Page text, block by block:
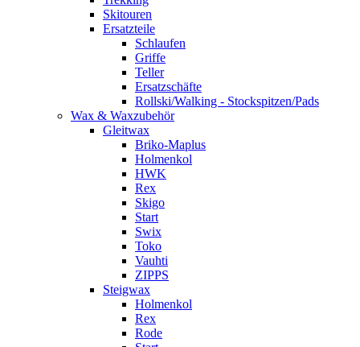
Skitouren
Ersatzteile
Schlaufen
Griffe
Teller
Ersatzschäfte
Rollski/Walking - Stockspitzen/Pads
Wax & Waxzubehör
Gleitwax
Briko-Maplus
Holmenkol
HWK
Rex
Skigo
Start
Swix
Toko
Vauhti
ZIPPS
Steigwax
Holmenkol
Rex
Rode